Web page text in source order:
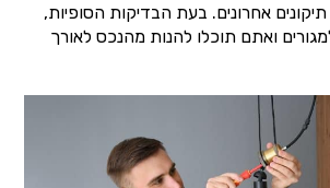
תיקונים אחרונים. בעת הבדיקות הסופיות,
ואתם תוכלו להנות מהנכס לאורך